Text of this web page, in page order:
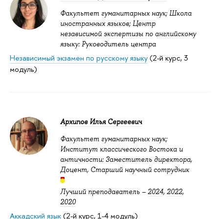
Факультет гуманитарных наук; Школа
иностранных языков; Центр
независимой экспертизы по английскому
языку: Руководитель центра
Независимый экзамен по русскому языку(2-й курс, 3
модуль)
Архипов Илья Сергеевич
Факультет гуманитарных наук;
Институт классического Востока и
античности: Заместитель директора,
Доцент, Старший научный сотрудник
Лучший преподаватель – 2024, 2022,
2020
Аккадский язык(2-й курс, 1-4 модуль)